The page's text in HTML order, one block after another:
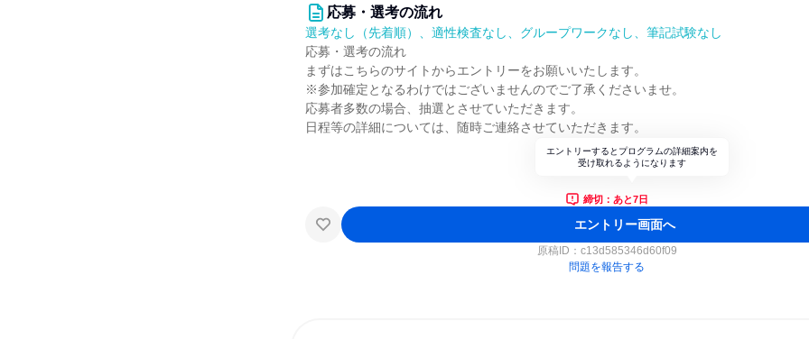
応募・選考の流れ
選考なし（先着順）、適性検査なし、グループワークなし、筆記試験なし
応募・選考の流れ
まずはこちらのサイトからエントリーをお願いいたします。
※参加確定となるわけではございませんのでご了承くださいませ。
応募者多数の場合、抽選とさせていただきます。
日程等の詳細については、随時ご連絡させていただきます。
エントリーするとプログラムの詳細案内を
受け取れるようになります
締切：あと7日
エントリー画面へ
原稿ID： c13d585346d60f09
問題を報告する